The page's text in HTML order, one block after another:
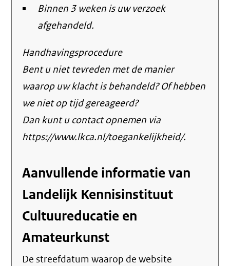
Binnen 3 weken is uw verzoek
afgehandeld.
Handhavingsprocedure
Bent u niet tevreden met de manier
waarop uw klacht is behandeld? Of hebben
we niet op tijd gereageerd?
Dan kunt u contact opnemen via
https://www.lkca.nl/toegankelijkheid/.
Aanvullende informatie van
Landelijk Kennisinstituut
Cultuureducatie en
Amateurkunst
De streefdatum waarop de website